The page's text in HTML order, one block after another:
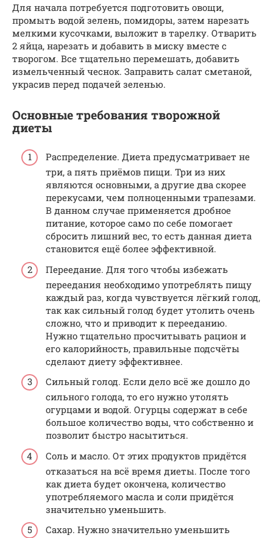
Для начала потребуется подготовить овощи,
промыть водой зелень, помидоры, затем нарезать
мелкими кусочками, выложит в тарелку. Отварить
2 яйца, нарезать и добавить в миску вместе с
творогом. Все тщательно перемешать, добавить
измельченный чеснок. Заправить салат сметаной,
украсив перед подачей зеленью.
Основные требования творожной
диеты
Распределение. Диета предусматривает не
три, а пять приёмов пищи. Три из них
являются основными, а другие два скорее
перекусами, чем полноценными трапезами.
В данном случае применяется дробное
питание, которое само по себе помогает
сбросить лишний вес, то есть данная диета
становится ещё более эффективной.
Переедание. Для того чтобы избежать
переедания необходимо употреблять пищу
каждый раз, когда чувствуется лёгкий голод,
так как сильный голод будет утолить очень
сложно, что и приводит к перееданию.
Нужно тщательно просчитывать рацион и
его калорийность, правильные подсчёты
сделают диету эффективнее.
Сильный голод. Если дело всё же дошло до
сильного голода, то его нужно утолять
огурцами и водой. Огурцы содержат в себе
большое количество воды, что собственно и
позволит быстро насытиться.
Соль и масло. От этих продуктов придётся
отказаться на всё время диеты. После того
как диета будет окончена, количество
употребляемого масла и соли придётся
значительно уменьшить.
Сахар. Нужно значительно уменьшить